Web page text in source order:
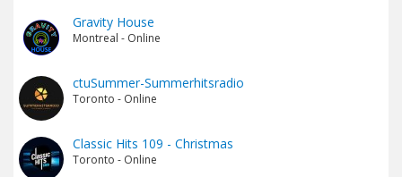
Gravity House
Montreal - Online
ctuSummer-Summerhitsradio
Toronto - Online
Classic Hits 109 - Christmas
Toronto - Online